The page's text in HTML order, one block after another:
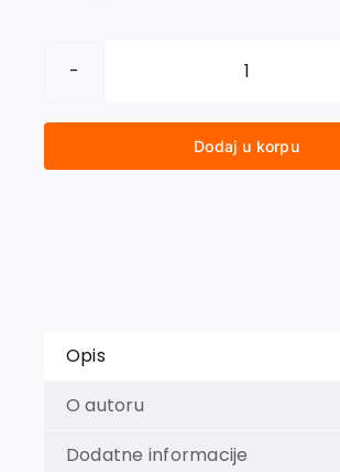
ZDRAVO,
količina
Dodaj u korpu
Opis
O autoru
Dodatne informacije